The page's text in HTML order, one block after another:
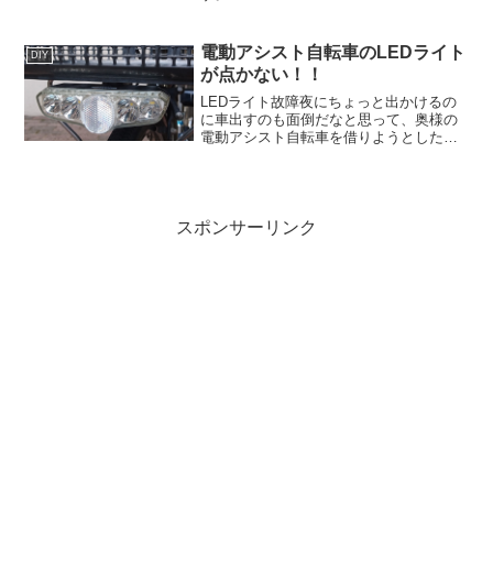
DIY
電動アシスト自転車のLEDライト
が点かない！！
LEDライト故障夜にちょっと出かけるの
に車出すのも面倒だなと思って、奥様の
電動アシスト自転車を借りようとした
スポンサーリンク